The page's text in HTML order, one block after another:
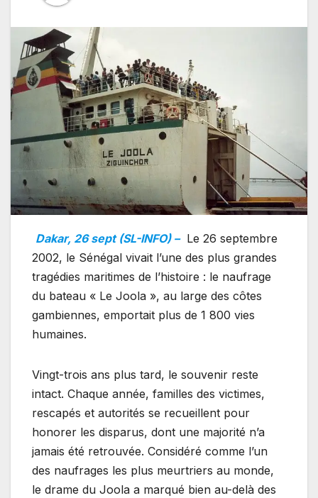
Dakar, 26 sept (SL-INFO) – Le 26 septembre
2002, le Sénégal vivait l’une des plus grandes
tragédies maritimes de l’histoire : le naufrage
du bateau « Le Joola », au large des côtes
gambiennes, emportait plus de 1 800 vies
humaines.
Vingt-trois ans plus tard, le souvenir reste
intact. Chaque année, familles des victimes,
rescapés et autorités se recueillent pour
honorer les disparus, dont une majorité n’a
jamais été retrouvée. Considéré comme l’un
des naufrages les plus meurtriers au monde,
le drame du Joola a marqué bien au-delà des